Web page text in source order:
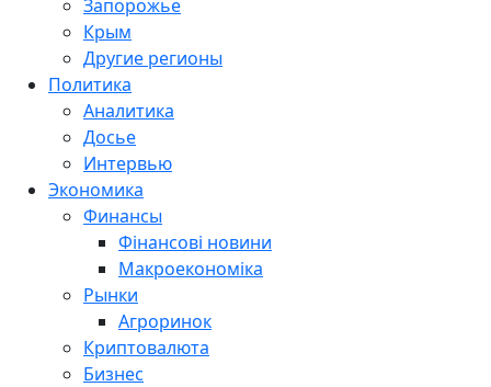
Запорожье
Крым
Другие регионы
Политика
Аналитика
Досье
Интервью
Экономика
Финансы
Фінансові новини
Макроекономіка
Рынки
Агроринок
Криптовалюта
Бизнес